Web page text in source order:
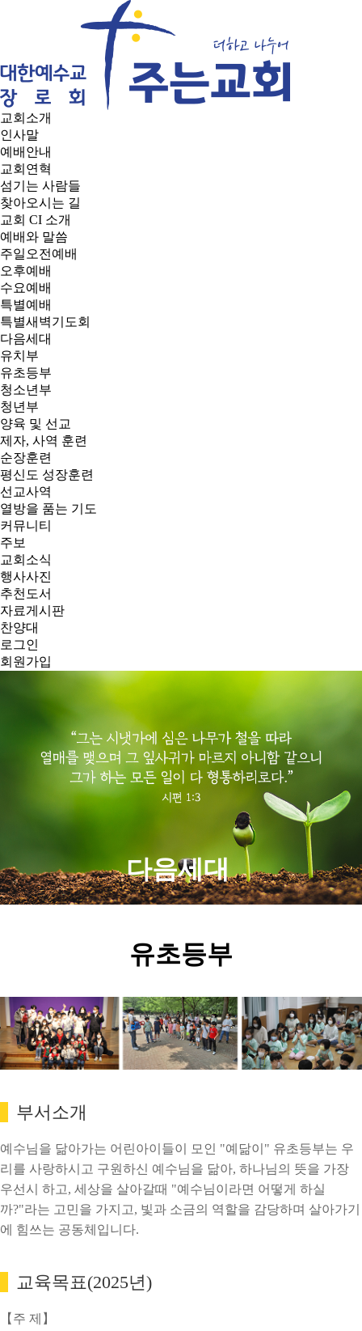
교회소개
인사말
예배안내
교회연혁
섬기는 사람들
찾아오시는 길
교회 CI 소개
예배와 말씀
주일오전예배
오후예배
수요예배
특별예배
특별새벽기도회
다음세대
유치부
유초등부
청소년부
청년부
양육 및 선교
제자, 사역 훈련
순장훈련
평신도 성장훈련
선교사역
열방을 품는 기도
커뮤니티
주보
교회소식
행사사진
추천도서
자료게시판
찬양대
로그인
회원가입
다음세대
유초등부
부서소개
예수님을 닮아가는 어린아이들이 모인 "예닮이" 유초등부는 우
리를 사랑하시고 구원하신 예수님을 닮아, 하나님의 뜻을 가장
우선시 하고, 세상을 살아갈때 "예수님이라면 어떻게 하실
까?"라는 고민을 가지고, 빛과 소금의 역할을 감당하며 살아가기
에 힘쓰는 공동체입니다.
교육목표(2025년)
【주 제】